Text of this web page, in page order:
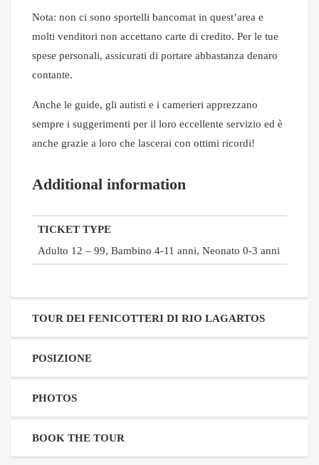
Nota: non ci sono sportelli bancomat in quest’area e
molti venditori non accettano carte di credito. Per le tue
spese personali, assicurati di portare abbastanza denaro
contante.
Anche le guide, gli autisti e i camerieri apprezzano
sempre i suggerimenti per il loro eccellente servizio ed è
anche grazie a loro che lascerai con ottimi ricordi!
Additional information
TICKET TYPE
Adulto 12 – 99, Bambino 4-11 anni, Neonato 0-3 anni
TOUR DEI FENICOTTERI DI RIO LAGARTOS
POSIZIONE
PHOTOS
BOOK THE TOUR